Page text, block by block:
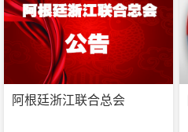
阿根廷浙江联合总会